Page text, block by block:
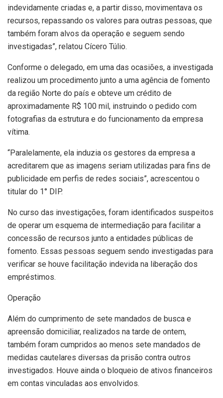
indevidamente criadas e, a partir disso, movimentava os
recursos, repassando os valores para outras pessoas, que
também foram alvos da operação e seguem sendo
investigadas”, relatou Cícero Túlio.
Conforme o delegado, em uma das ocasiões, a investigada
realizou um procedimento junto a uma agência de fomento
da região Norte do país e obteve um crédito de
aproximadamente R$ 100 mil, instruindo o pedido com
fotografias da estrutura e do funcionamento da empresa
vítima.
“Paralelamente, ela induzia os gestores da empresa a
acreditarem que as imagens seriam utilizadas para fins de
publicidade em perfis de redes sociais”, acrescentou o
titular do 1° DIP.
No curso das investigações, foram identificados suspeitos
de operar um esquema de intermediação para facilitar a
concessão de recursos junto a entidades públicas de
fomento. Essas pessoas seguem sendo investigadas para
verificar se houve facilitação indevida na liberação dos
empréstimos.
Operação
Além do cumprimento de sete mandados de busca e
apreensão domiciliar, realizados na tarde de ontem,
também foram cumpridos ao menos sete mandados de
medidas cautelares diversas da prisão contra outros
investigados. Houve ainda o bloqueio de ativos financeiros
em contas vinculadas aos envolvidos.